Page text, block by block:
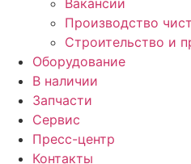
Производство
Строительство и
Оборудование
В наличии
Запчасти
Сервис
Пресс-центр
Контакты